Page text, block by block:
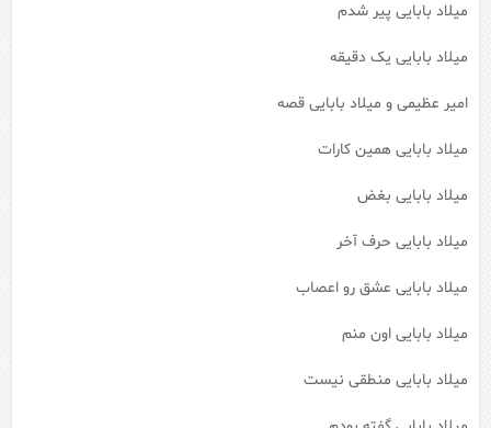
میلاد بابایی پیر شدم
میلاد بابایی یک دقیقه
امیر عظیمی و میلاد بابایی قصه
میلاد بابایی همین کارات
میلاد بابایی بغض
میلاد بابایی حرف آخر
میلاد بابایی عشق رو اعصاب
میلاد بابایی اون منم
میلاد بابایی منطقی نیست